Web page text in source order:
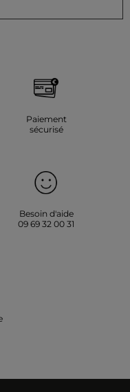
Paiement
sécurisé
Besoin d'aide
09 69 32 00 31